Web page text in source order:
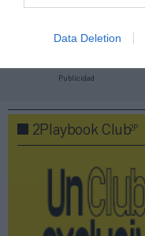
Data Deletion
Publicidad
2Playbook Club2P